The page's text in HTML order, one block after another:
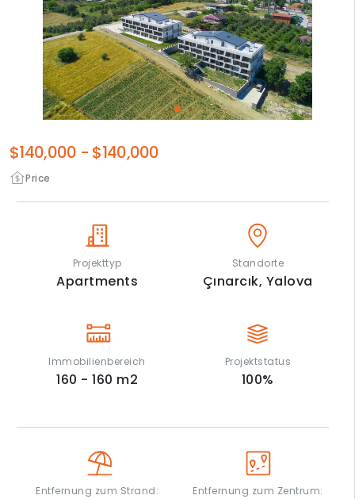
Price
$140,000 - $140,000
Projekttyp
Apartments
Standorte
Çınarcık, Yalova
Immobilienbereich
160 - 160 m2
Projektstatus
100%
Entfernung zum Strand: Entfernung zum Zentrum: